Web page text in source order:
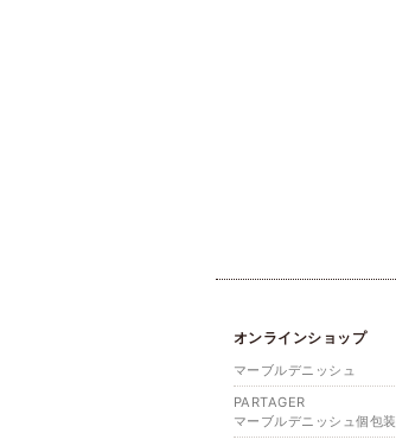
オンラインショップ
マーブルデニッシュ
PARTAGER
マーブルデニッシュ個包装